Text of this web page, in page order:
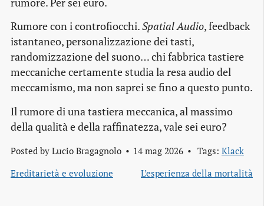
rumore. Per sei euro.
Rumore con i controfiocchi.Spatial Audio, feedback
istantaneo, personalizzazione dei tasti,
randomizzazione del suono… chi fabbrica tastiere
meccaniche certamente studia la resa audio del
meccamismo, ma non saprei se fino a questo punto.
Il rumore di una tastiera meccanica, al massimo
della qualità e della raffinatezza, vale sei euro?
Posted by Lucio Bragagnolo 14 mag 2026 Tags: Klack
Ereditarietà e evoluzione
L’esperienza della mortalità